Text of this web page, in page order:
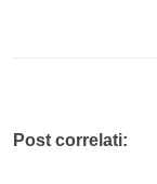
Post correlati: